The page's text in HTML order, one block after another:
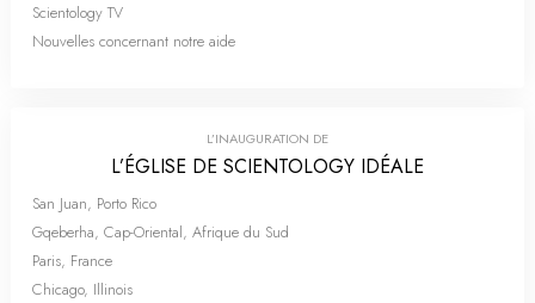
Scientology TV
Nouvelles concernant notre aide
L’INAUGURATION DE
L’ÉGLISE DE SCIENTOLOGY IDÉALE
San Juan, Porto Rico
Gqeberha, Cap-Oriental, Afrique du Sud
Paris, France
Chicago, Illinois